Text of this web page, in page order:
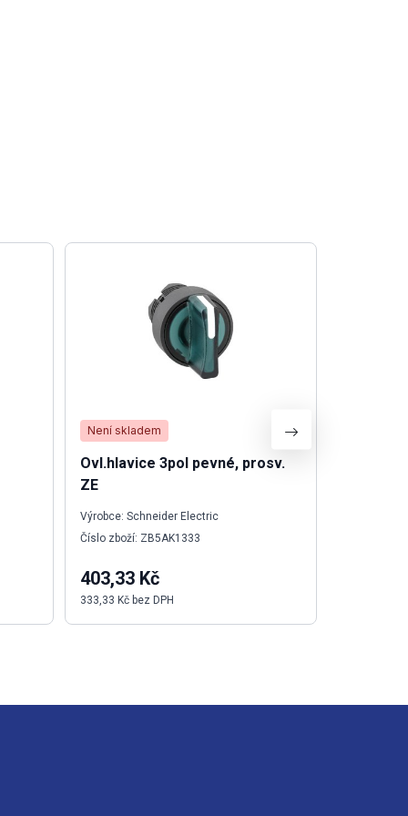
Není skladem
Ovl.hlavice 3pol pevné, prosv.
ZE
Výrobce: Schneider Electric
Číslo zboží: ZB5AK1333
403,33 Kč
333,33 Kč bez DPH